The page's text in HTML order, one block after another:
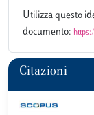
Utilizza questo
documento:
Citazioni